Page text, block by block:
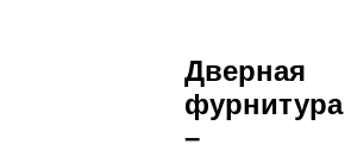
Дверная
фурнитура
–